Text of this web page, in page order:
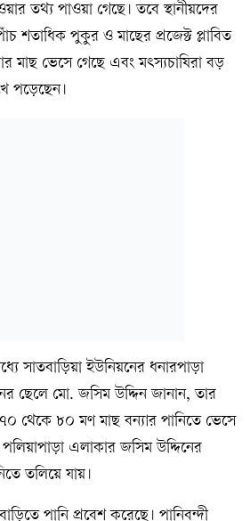
তথ্য পাওয়া গেছে। তবে স্থানীয়দের
শতাধিক পুকুর ও মাছের প্রজেক্ট প্লাবিত
মাছ ভেসে গেছে এবং মৎস্যচাষিরা বড়
পড়েছেন।
সাতবাড়িয়া ইউনিয়নের ধনারপাড়া
ছেলে মো. জসিম উদ্দিন জানান, তার
থেকে ৮০ মণ মাছ বন্যার পানিতে ভেসে
এলাকার জসিম উদ্দিনের
তলিয়ে যায়।
পানি প্রবেশ করেছে। পানিবন্দী